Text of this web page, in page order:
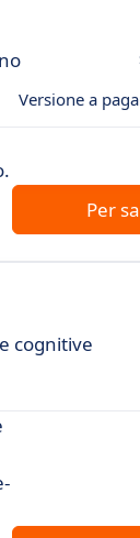
Versione a
Per
cognitive